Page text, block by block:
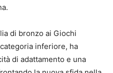
di bronzo ai Giochi
inferiore, ha
di adattamento e una